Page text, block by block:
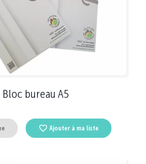
Bloc bureau A5
Ajouter à ma liste